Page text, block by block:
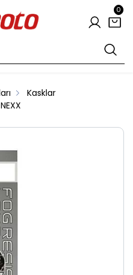
0
Kasklar
NEXX